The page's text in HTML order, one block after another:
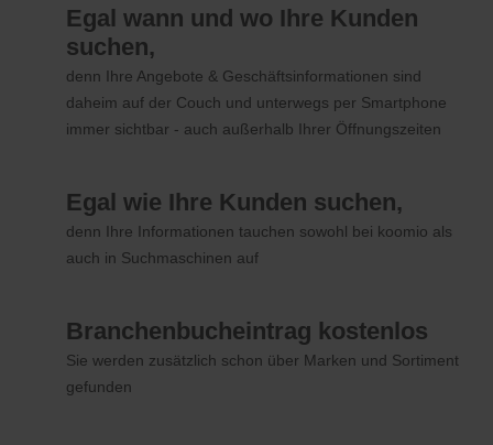
Egal wann und wo Ihre Kunden
suchen,
denn Ihre Angebote & Geschäftsinformationen sind
daheim auf der Couch und unterwegs per Smartphone
immer sichtbar - auch außerhalb Ihrer Öffnungszeiten
Egal wie Ihre Kunden suchen,
denn Ihre Informationen tauchen sowohl bei koomio als
auch in Suchmaschinen auf
Branchenbucheintrag kostenlos
Sie werden zusätzlich schon über Marken und Sortiment
gefunden